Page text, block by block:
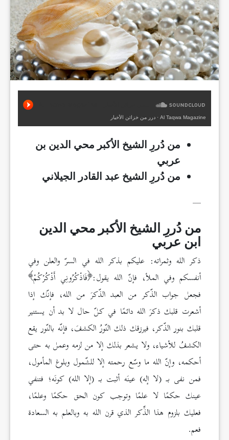
Al Taqwa Magazine
· درر من خزائن الأخيار
من دُررِ الشيخ الأكبر محي الدين بن
عربي
من دُررِ الشيخ عبد القادر الجيلاني
__
من دُررِ الشيخ الأكبر محي الدين
ابن عربي
ذكر الله وثمراته: عليكم بذكر الله في السرّ والعلن وفي
أنفسكم وفي الملأ، فإنّ الله يقول: فَاذْكُرُونِي أَذْكُرْكُمْ
فجعل جواب الذّكر من العبد الذّكرَ من الله، فإنّك إذا
أشعرت قلبك ذكرَ الله دائمًا في كلّ حال لا بد أن يستنير
قلبك بنور الذّكر، فيرزقك ذلك النّورُ الكشفَ، فإنّه بالنّور يقع
الكشفُ للأشياء، ولا يشعر بذلك إلا من لزمه وعمل به حتى
أحكمه، وإنّ الله ما وسّع رحمته إلا للشّمول وبلوغ المأمول،
فمن نفى بـ (لا إله) عينَه أثبت بـ (إلا الله) كونَه؛ فتنفي
عينك حكمًا لا علمًا وتوجب كون الحق حكمًا وعلمًا،
فعليك بلزوم هذا الذِّكر الذي قرن الله به وبالعلم به السعادة
فعم.